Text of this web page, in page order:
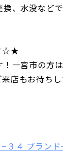
、水没など
☆★
一宮市の方
店もお待ちし
−３４ プラン